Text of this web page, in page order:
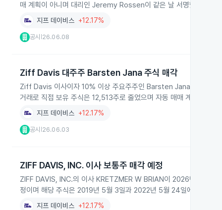
매 계획이 아니며 대리인 Jeremy Rossen이 같은 날 서명했습니다.
지프 데이비스 +12.17%
공시 26.06.08
Ziff Davis 대주주 Barsten Jana 주식 매각
Ziff Davis 이사이자 10% 이상 주요주주인 Barsten Jana가 2026
거래로 직접 보유 주식은 12,513주로 줄었으며 자동 매매 계획 적
지프 데이비스 +12.17%
공시 26.06.03
ZIFF DAVIS, INC. 이사 보통주 매각 예정
ZIFF DAVIS, INC.의 이사 KRETZMER W BRIAN이 2026년 6월 2
정이며 해당 주식은 2019년 5월 3일과 2022년 5월 24일에 연간 베
지프 데이비스 +12.17%